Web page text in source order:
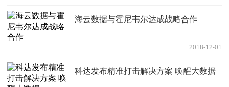
海云数据与霍尼韦尔达成战略合作
2018-12-01
科达发布精准打击解决方案 唤醒大数据